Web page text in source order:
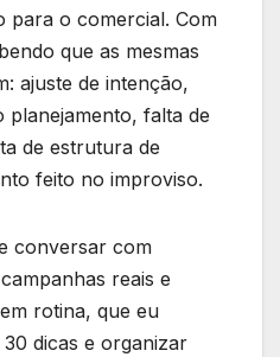
para o comercial. Com
que as mesmas
ajuste de intenção,
planejamento, falta de
de estrutura de
feito no improviso.
conversar com
reais e
rotina, que eu
dicas e organizar